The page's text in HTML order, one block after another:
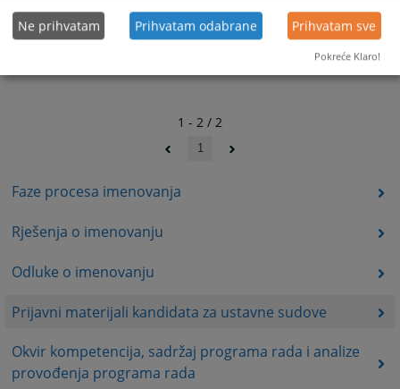
Faze procesa imenovanja
Rješenja o imenovanju
Odluke o imenovanju
Prijavni materijali kandidata za ustavne sudove
Okvir kompetencija, sadržaj programa rada i analize
provođenja programa rada
1 - 2 / 2
1
Ne prihvatam Prihvatam odabrane Prihvatam sve
Pokreće Klaro!